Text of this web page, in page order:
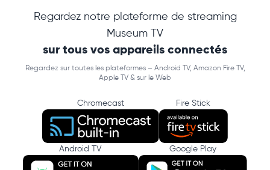
Regardez notre plateforme de streaming
Museum TV
sur tous vos appareils connectés
Regardez sur toutes les plateformes – Android TV, Amazon Fire TV,
Apple TV & sur le Web
Chromecast Fire Stick
Android TV Google Play